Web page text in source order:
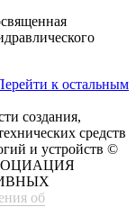
к остальным
создания,
средств
и устройств ©
об